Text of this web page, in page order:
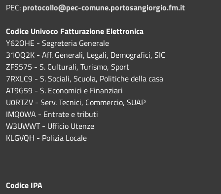
PEC: protocollo@pec-comune.portosangiorgio.fm.it
Codice Univoco Fatturazione Elettronica
Y62OHE - Segreteria Generale
31OQ2K - Aff. Generali, Legali, Demografici, SIC
ZFS575 - S. Culturali, Turismo, Sport
7RXLC9 - S. Sociali, Scuola, Politiche della casa
AT9G59 - S. Economici e Finanziari
U0RTZV - Serv. Tecnici, Commercio, SUAP
IMQ0WA - Entrate e tributi
W3UWWT - Ufficio Utenze
KLGVQH - Polizia Locale
Codice IPA